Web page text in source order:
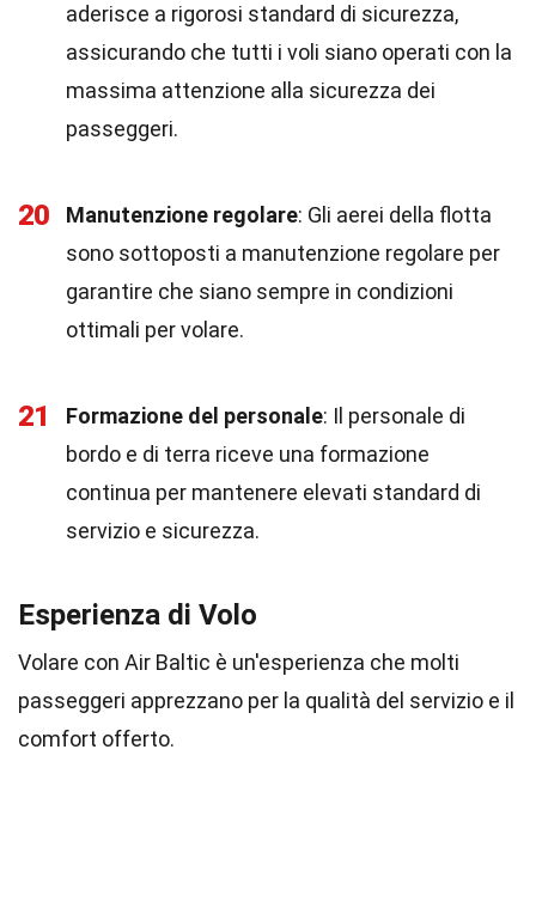
aderisce a rigorosi standard di sicurezza,
assicurando che tutti i voli siano operati con la
massima attenzione alla sicurezza dei
passeggeri.
20 Manutenzione regolare: Gli aerei della flotta
sono sottoposti a manutenzione regolare per
garantire che siano sempre in condizioni
ottimali per volare.
21 Formazione del personale: Il personale di
bordo e di terra riceve una formazione
continua per mantenere elevati standard di
servizio e sicurezza.
Esperienza di Volo
Volare con Air Baltic è un'esperienza che molti
passeggeri apprezzano per la qualità del servizio e il
comfort offerto.